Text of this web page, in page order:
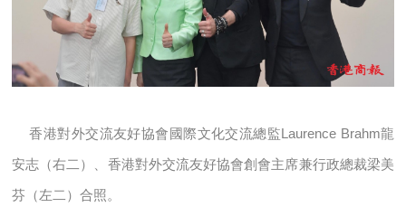
香港對外交流友好協會國際文化交流總監Laurence Brahm龍
安志（右二）、香港對外交流友好協會創會主席兼行政總裁梁美
芬（左二）合照。